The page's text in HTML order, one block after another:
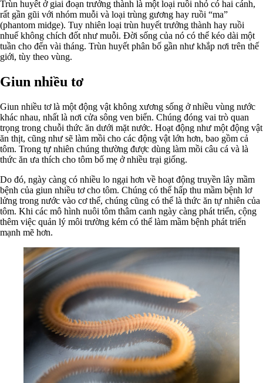
Trùn huyết ở giai đoạn trưởng thành là một loại ruồi nhỏ có hai cánh,
rất gần gũi với nhóm muỗi và loại trùng gương hay ruồi “ma”
(phantom midge). Tuy nhiên loại trùn huyết trưởng thành hay ruồi
nhuế không chích đốt như muỗi. Đời sống của nó có thể kéo dài một
tuần cho đến vài tháng. Trùn huyết phân bố gần như khắp nơi trên thế
giới, tùy theo vùng.
Giun nhiều tơ
Giun nhiều tơ là một động vật không xương sống ở nhiều vùng nước
khác nhau, nhất là nơi cửa sông ven biển. Chúng đóng vai trò quan
trọng trong chuỗi thức ăn dưới mặt nước. Hoạt động như một động vật
ăn thịt, cũng như sẽ làm mồi cho các động vật lớn hơn, bao gồm cả
tôm. Trong tự nhiên chúng thường được dùng làm mồi câu cá và là
thức ăn ưa thích cho tôm bố mẹ ở nhiều trại giống.
Do đó, ngày càng có nhiều lo ngại hơn về hoạt động truyền lây mầm
bệnh của giun nhiều tơ cho tôm. Chúng có thể hấp thu mầm bệnh lơ
lửng trong nước vào cơ thể, chúng cũng có thể là thức ăn tự nhiên của
tôm. Khi các mô hình nuôi tôm thâm canh ngày càng phát triển, cộng
thêm việc quản lý môi trường kém có thể làm mầm bệnh phát triển
mạnh mẽ hơn.